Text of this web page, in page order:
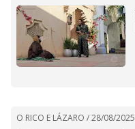
O RICO E LÁZARO /28/08/2025